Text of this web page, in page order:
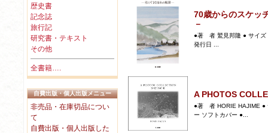
歴史書
記念誌
旅行記
研究書・テキスト
その他
全書籍….
自費出版・個人出版メニュー
非売品・在庫切品につい
て
自費出版・個人出版した
70歳からのスケッ
－
●著 者 鷲見邦隆 ● サイズ
発行日 ...
A PHOTOS
●著 者 HORIE HAJIME ●
ー ソフトカバー ●...